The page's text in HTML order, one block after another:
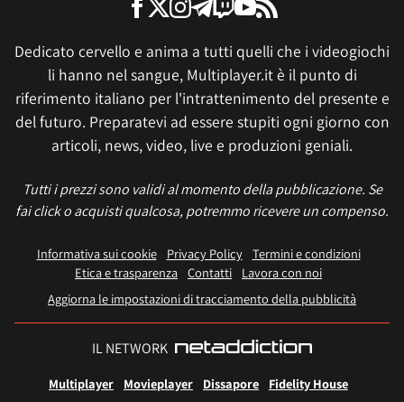
Dedicato cervello e anima a tutti quelli che i videogiochi
li hanno nel sangue, Multiplayer.it è il punto di
riferimento italiano per l'intrattenimento del presente e
del futuro. Preparatevi ad essere stupiti ogni giorno con
articoli, news, video, live e produzioni geniali.
Tutti i prezzi sono validi al momento della pubblicazione. Se
fai click o acquisti qualcosa, potremmo ricevere un compenso.
Informativa sui cookie Privacy Policy
Termini e condizioni
Etica e trasparenza Contatti
Lavora con noi
Aggiorna le impostazioni di tracciamento della pubblicità
IL NETWORK
Multiplayer Movieplayer Dissapore
Fidelity House